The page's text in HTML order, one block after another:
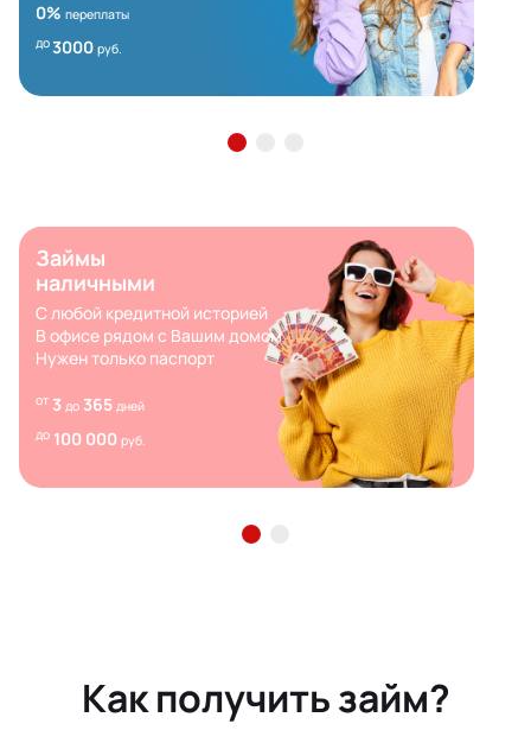
0% переплаты
до3000 руб.
Займы
наличными
С любой кредитной историей
В офисе рядом с Вашим домом
Нужен только паспорт
от 3 до 365 дней
до 100 000 руб.
Как получить займ?